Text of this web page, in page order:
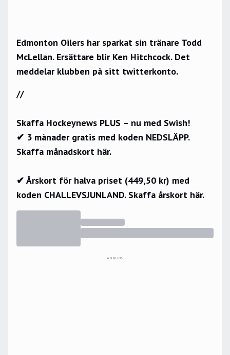
Edmonton Oilers har sparkat sin tränare Todd
McLellan. Ersättare blir Ken Hitchcock. Det
meddelar klubben på sitt twitterkonto.
//
Skaffa Hockeynews PLUS – nu med Swish!
✔ 3 månader gratis med koden NEDSLÄPP.
Skaffa månadskort här.
✔ Årskort för halva priset (449,50 kr) med
koden CHALLEVSJUNLAND. Skaffa årskort här.
ANNONS